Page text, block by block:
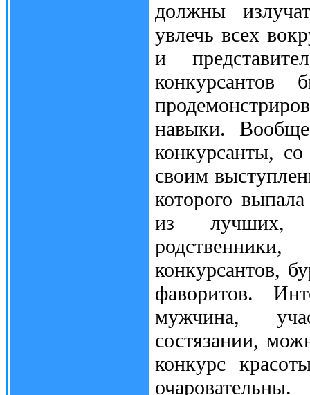
должны
увлечь всех
и
навыки.
конкурсанты,
своим
которого
из лучших,
конкурсантов,
фаворитов.
мужчина,
состязании,
конкурс
очаровательны.